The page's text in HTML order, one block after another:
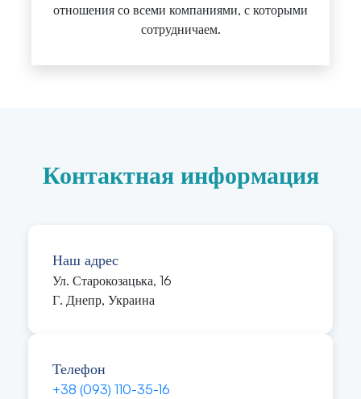
отношения со всеми компаниями, с которыми
сотрудничаем.
Контактная информация
Наш адрес
Ул. Старокозацька, 16
Г. Днепр, Украина
Телефон
+38 (093) 110-35-16